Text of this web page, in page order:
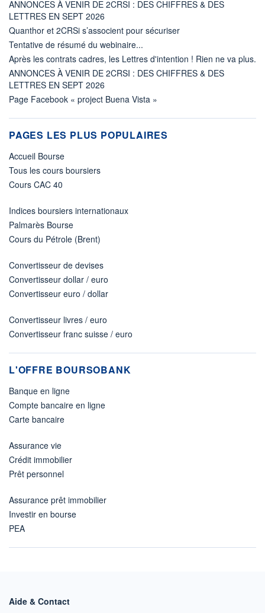
ANNONCES À VENIR DE 2CRSI : DES CHIFFRES & DES
LETTRES EN SEPT 2026
Quanthor et 2CRSi s’associent pour sécuriser
Tentative de résumé du webinaire...
Après les contrats cadres, les Lettres d'intention ! Rien ne va plus.
ANNONCES À VENIR DE 2CRSI : DES CHIFFRES & DES
LETTRES EN SEPT 2026
Page Facebook « project Buena Vista »
PAGES LES PLUS POPULAIRES
Accueil Bourse
Tous les cours boursiers
Cours CAC 40
Indices boursiers internationaux
Palmarès Bourse
Cours du Pétrole (Brent)
Convertisseur de devises
Convertisseur dollar / euro
Convertisseur euro / dollar
Convertisseur livres / euro
Convertisseur franc suisse / euro
L'OFFRE BOURSOBANK
Banque en ligne
Compte bancaire en ligne
Carte bancaire
Assurance vie
Crédit immobilier
Prêt personnel
Assurance prêt immobilier
Investir en bourse
PEA
Aide & Contact